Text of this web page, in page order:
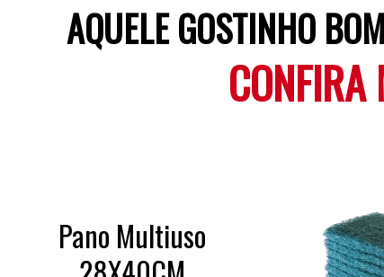
AQUELE GOSTINHO
CONFIRA
Pano Multiuso